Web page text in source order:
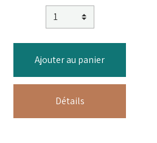
Ajouter au panier
Détails